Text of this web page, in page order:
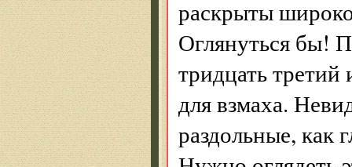
раскрыты
Оглянуться бы!
тридцать
для взмаха.
раздольные, как